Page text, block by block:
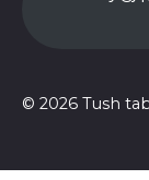
© 2026 Tush